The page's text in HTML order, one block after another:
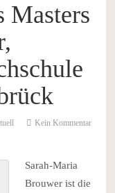
Masters
Kein Kommentar
Sarah-Maria
Brouwer ist die